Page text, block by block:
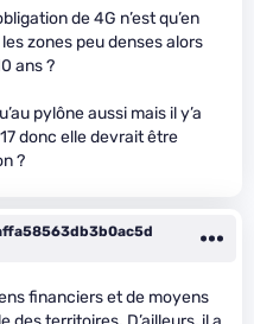
de 4G n’est qu’en
zones peu denses alors
ans ?
pylône aussi mais il y’a
donc elle devrait être
?
financiers et de moyens